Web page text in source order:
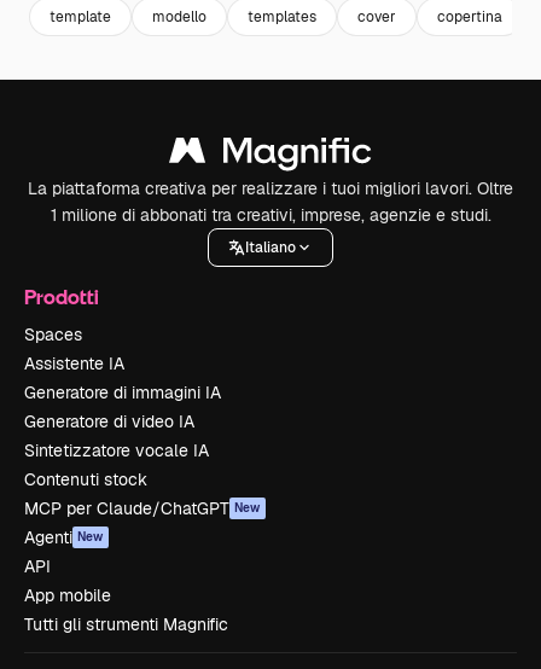
template modello templates cover copertina
La piattaforma creativa per realizzare i tuoi migliori lavori. Oltre
1 milione di abbonati tra creativi, imprese, agenzie e studi.
Italiano
Prodotti
Spaces
Assistente IA
Generatore di immagini IA
Generatore di video IA
Sintetizzatore vocale IA
Contenuti stock
MCP per Claude/ChatGPT New
Agenti New
API
App mobile
Tutti gli strumenti Magnific